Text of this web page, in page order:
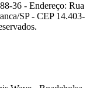
36 - Endereço: Rua
SP - CEP 14.403-